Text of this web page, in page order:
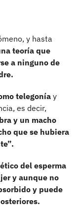
y hasta
teoría que
a ninguno de
telegoníay
es decir,
y un macho
que se hubiera
del esperma
y aunque no
y puede